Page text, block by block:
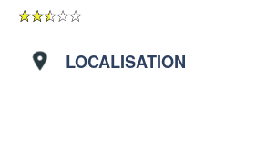
LOCALISATION